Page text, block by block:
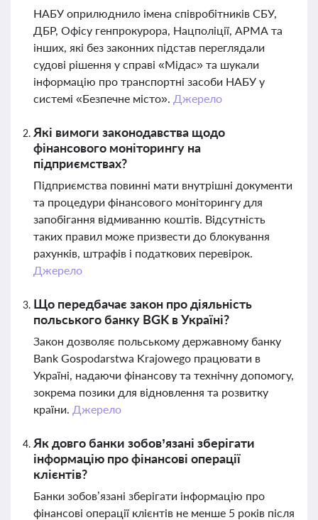
НАБУ оприлюднило імена співробітників СБУ,
ДБР, Офісу генпрокурора, Нацполіції, АРМА та
інших, які без законних підстав переглядали
судові рішення у справі «Мідас» та шукали
інформацію про транспортні засоби НАБУ у
системі «Безпечне місто». Джерело
Які вимоги законодавства щодо
фінансового моніторингу на
підприємствах?
Підприємства повинні мати внутрішні документи
та процедури фінансового моніторингу для
запобігання відмиванню коштів. Відсутність
таких правил може призвести до блокування
рахунків, штрафів і податкових перевірок.
Джерело
Що передбачає закон про діяльність
польського банку BGK в Україні?
Закон дозволяє польському державному банку
Bank Gospodarstwa Krajowego працювати в
Україні, надаючи фінансову та технічну допомогу,
зокрема позики для відновлення та розвитку
країни. Джерело
Як довго банки зобов’язані зберігати
інформацію про фінансові операції
клієнтів?
Банки зобов’язані зберігати інформацію про
фінансові операції клієнтів не менше 5 років після